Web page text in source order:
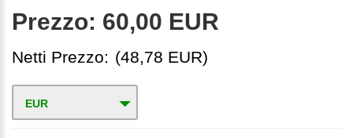
Prezzo: 60,00 EUR
Netti Prezzo: (48,78 EUR)
EUR